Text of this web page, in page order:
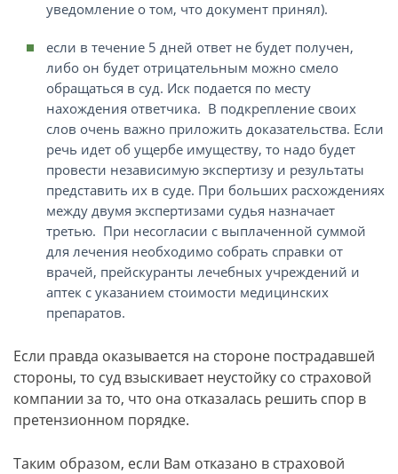
уведомление о том, что документ принял).
если в течение 5 дней ответ не будет получен,
либо он будет отрицательным можно смело
обращаться в суд. Иск подается по месту
нахождения ответчика. В подкрепление своих
слов очень важно приложить доказательства. Если
речь идет об ущербе имуществу, то надо будет
провести независимую экспертизу и результаты
представить их в суде. При больших расхождениях
между двумя экспертизами судья назначает
третью. При несогласии с выплаченной суммой
для лечения необходимо собрать справки от
врачей, прейскуранты лечебных учреждений и
аптек с указанием стоимости медицинских
препаратов.
Если правда оказывается на стороне пострадавшей
стороны, то суд взыскивает неустойку со страховой
компании за то, что она отказалась решить спор в
претензионном порядке.
Таким образом, если Вам отказано в страховой